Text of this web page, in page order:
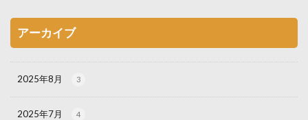
アーカイブ
2025年8月 3
2025年7月 4